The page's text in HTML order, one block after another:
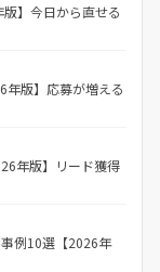
】今日から直せる
年版】応募が増える
年版】リード獲得
例10選【2026年